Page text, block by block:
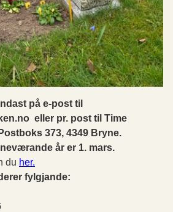
på e-post til
eller pr. post til Time
373, 4349 Bryne.
år er 1. mars.
du her.
fylgjande: